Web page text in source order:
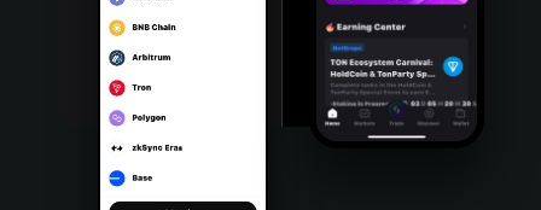
Português (Portugal)
Bahasa Indonesia
Português (Brasil)